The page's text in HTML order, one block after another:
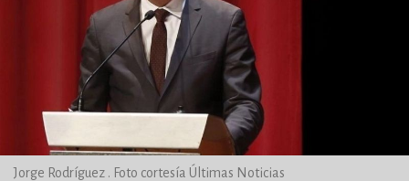
Jorge Rodríguez . Foto cortesía Últimas Noticias